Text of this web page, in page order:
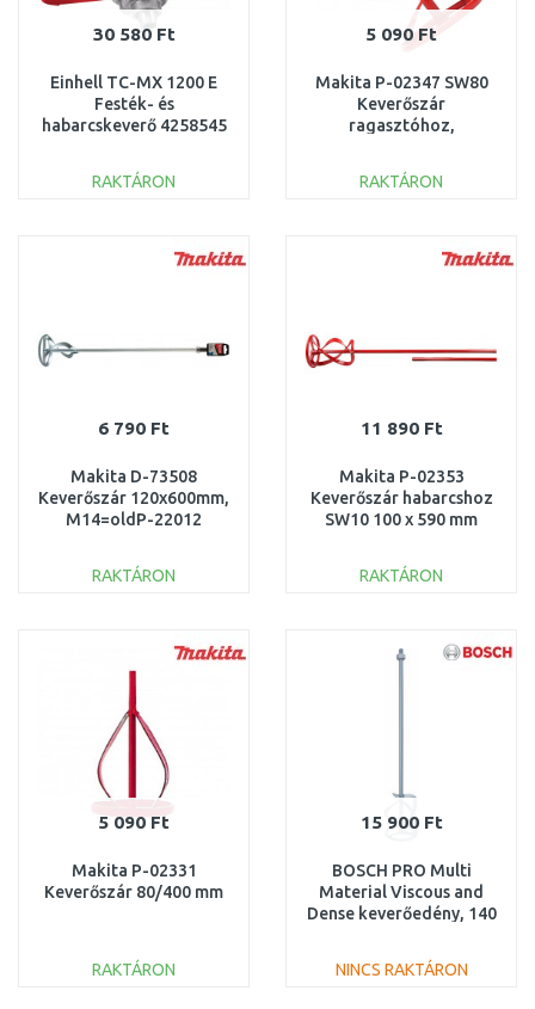
30 580 Ft
Einhell TC-MX 1200 E
Festék- és
habarcskeverő 4258545
RAKTÁRON
Összehasonlítás
5 090 Ft
Makita P-02347 SW80
Keverőszár
ragasztóhoz,
RAKTÁRON
Összehasonlítás
6 790 Ft
Makita D-73508
Keverőszár 120x600mm,
M14=oldP-22012
RAKTÁRON
Összehasonlítás
11 890 Ft
Makita P-02353
Keverőszár habarcshoz
SW10 100 x 590 mm
RAKTÁRON
Összehasonlítás
5 090 Ft
Makita P-02331
Keverőszár 80/400 mm
RAKTÁRON
15 900 Ft
BOSCH PRO Multi
Material Viscous and
Dense keverőedény, 140
3609201038
NINCS RAKTÁRON